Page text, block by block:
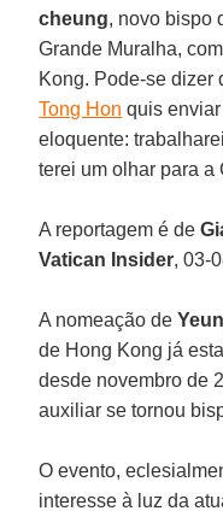
cheung, novo bispo
Grande Muralha,
Kong. Pode-se
Tong Hon quis
eloquente:
terei um olhar para a
A reportagem é de
Vatican Insider, 03-
A nomeação de
de Hong Kong já
desde novembro de
auxiliar se tornou
O evento,
interesse à luz da